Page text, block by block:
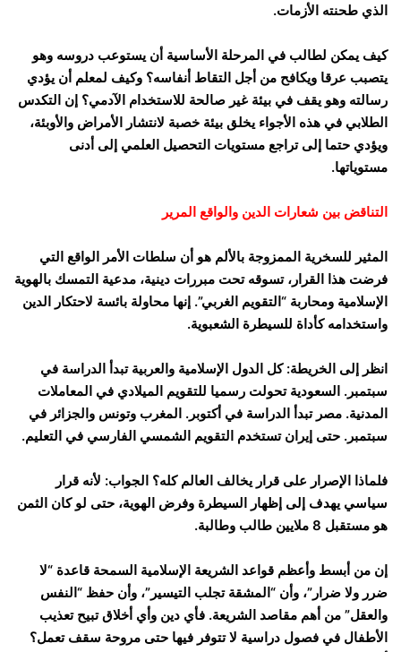
الذي طحنته الأزمات.
كيف يمكن لطالب في المرحلة الأساسية أن يستوعب دروسه وهو
يتصبب عرقا ويكافح من أجل التقاط أنفاسه؟ وكيف لمعلم أن يؤدي
رسالته وهو يقف في بيئة غير صالحة للاستخدام الآدمي؟ إن التكدس
الطلابي في هذه الأجواء يخلق بيئة خصبة لانتشار الأمراض والأوبئة،
ويؤدي حتما إلى تراجع مستويات التحصيل العلمي إلى أدنى
مستوياتها.
التناقض بين شعارات الدين والواقع المرير
المثير للسخرية الممزوجة بالألم هو أن سلطات الأمر الواقع التي
فرضت هذا القرار، تسوقه تحت مبررات دينية، مدعية التمسك بالهوية
الإسلامية ومحاربة “التقويم الغربي”. إنها محاولة بائسة لاحتكار الدين
واستخدامه كأداة للسيطرة الشعبوية.
انظر إلى الخريطة: كل الدول الإسلامية والعربية تبدأ الدراسة في
سبتمبر. السعودية تحولت رسميا للتقويم الميلادي في المعاملات
المدنية. مصر تبدأ الدراسة في أكتوبر. المغرب وتونس والجزائر في
سبتمبر. حتى إيران تستخدم التقويم الشمسي الفارسي في التعليم.
فلماذا الإصرار على قرار يخالف العالم كله؟ الجواب: لأنه قرار
سياسي يهدف إلى إظهار السيطرة وفرض الهوية، حتى لو كان الثمن
هو مستقبل 8 ملايين طالب وطالبة.
إن من أبسط وأعظم قواعد الشريعة الإسلامية السمحة قاعدة “لا
ضرر ولا ضرار”، وأن “المشقة تجلب التيسير”، وأن حفظ “النفس
والعقل” من أهم مقاصد الشريعة. فأي دين وأي أخلاق تبيح تعذيب
الأطفال في فصول دراسية لا تتوفر فيها حتى مروحة سقف تعمل؟